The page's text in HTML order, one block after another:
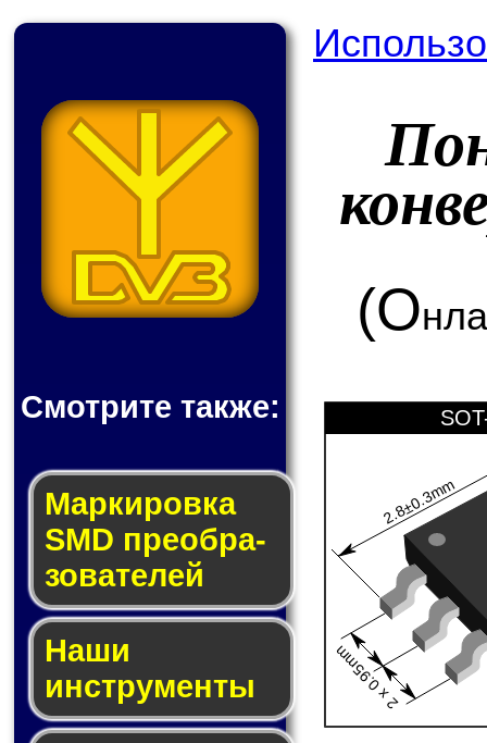
Смотрите также:
Мар­ки­ров­ка
SMD пре­об­ра­
зо­ва­те­лей
Наши
инструменты
(О
2.8±0.3mm
2 x 0.95mm